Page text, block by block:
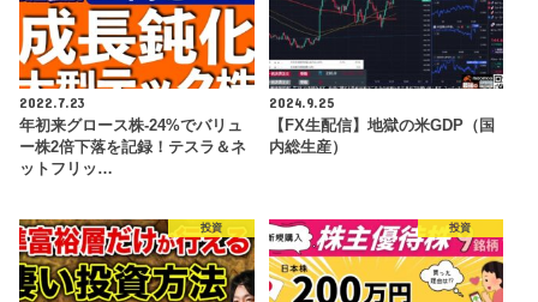
2022.7.23
年初来グロース株-24%でバリュ
ー株2倍下落を記録！テスラ＆ネ
ットフリッ…
2024.9.25
【FX生配信】地獄の米GDP（国
内総生産）
投資 投資